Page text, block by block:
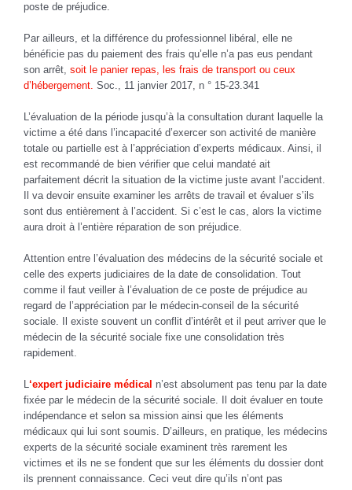
poste de préjudice.
Par ailleurs, et la différence du professionnel libéral, elle ne
bénéficie pas du paiement des frais qu’elle n’a pas eus pendant
son arrêt, soit le panier repas, les frais de transport ou ceux
d’hébergement. Soc., 11 janvier 2017, n ° 15-23.341
L’évaluation de la période jusqu’à la consultation durant laquelle la
victime a été dans l’incapacité d’exercer son activité de manière
totale ou partielle est à l’appréciation d’experts médicaux. Ainsi, il
est recommandé de bien vérifier que celui mandaté ait
parfaitement décrit la situation de la victime juste avant l’accident.
Il va devoir ensuite examiner les arrêts de travail et évaluer s’ils
sont dus entièrement à l’accident. Si c’est le cas, alors la victime
aura droit à l’entière réparation de son préjudice.
Attention entre l’évaluation des médecins de la sécurité sociale et
celle des experts judiciaires de la date de consolidation. Tout
comme il faut veiller à l’évaluation de ce poste de préjudice au
regard de l’appréciation par le médecin-conseil de la sécurité
sociale. Il existe souvent un conflit d’intérêt et il peut arriver que le
médecin de la sécurité sociale fixe une consolidation très
rapidement.
L‘expert judiciaire médical n’est absolument pas tenu par la date
fixée par le médecin de la sécurité sociale. Il doit évaluer en toute
indépendance et selon sa mission ainsi que les éléments
médicaux qui lui sont soumis. D’ailleurs, en pratique, les médecins
experts de la sécurité sociale examinent très rarement les
victimes et ils ne se fondent que sur les éléments du dossier dont
ils prennent connaissance. Ceci veut dire qu’ils n’ont pas